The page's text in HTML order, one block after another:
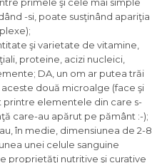
-si, poate susţinând apariţia
şi varietate de vitamine,
proteine, acizi nucleici,
DA, un om ar putea trăi
două microalge (face şi
printre elementele din care s-
care-au apărut pe pământ :-);
în medie, dimensiunea de 2-8
unei celule sanguine
proprietăţi nutritive şi curative